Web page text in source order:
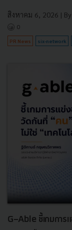
สิงหาคม 6, 2026 | By
0
PR News six-network
G-Able ชี้เกมการ